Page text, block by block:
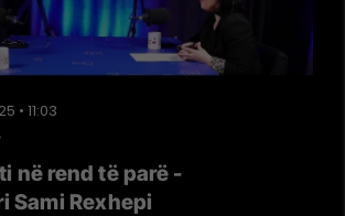
• 11:03
në rend të parë -
Sami Rexhepi